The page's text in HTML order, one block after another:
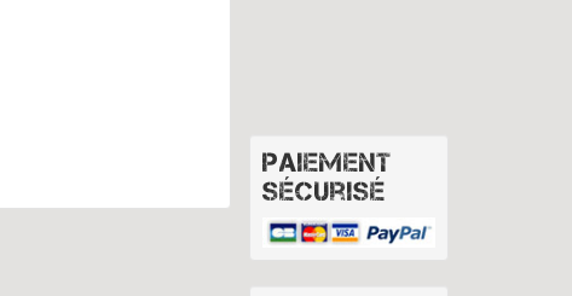
Paiement
sécurisé